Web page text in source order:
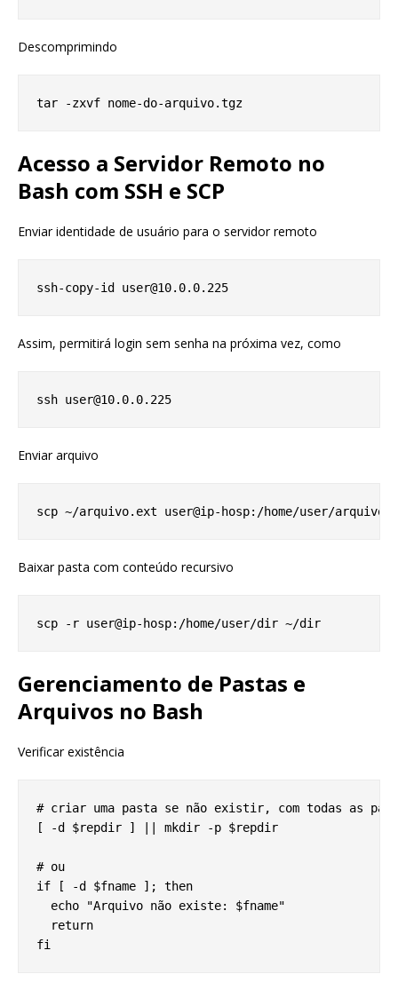
Descomprimindo
Acesso a Servidor Remoto no
Bash com SSH e SCP
Enviar identidade de usuário para o servidor remoto
Assim, permitirá login sem senha na próxima vez, como
Enviar arquivo
Baixar pasta com conteúdo recursivo
Gerenciamento de Pastas e
Arquivos no Bash
Verificar existência
# criar uma pasta se não existir, com todas as
[ -d $repdir ] || mkdir -p $repdir
# ou
if [ -d $fname ]; then
  echo "Arquivo não existe: $fname"
  return